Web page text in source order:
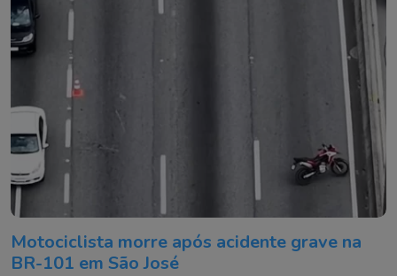
Motociclista morre após acidente grave na
BR-101 em São José